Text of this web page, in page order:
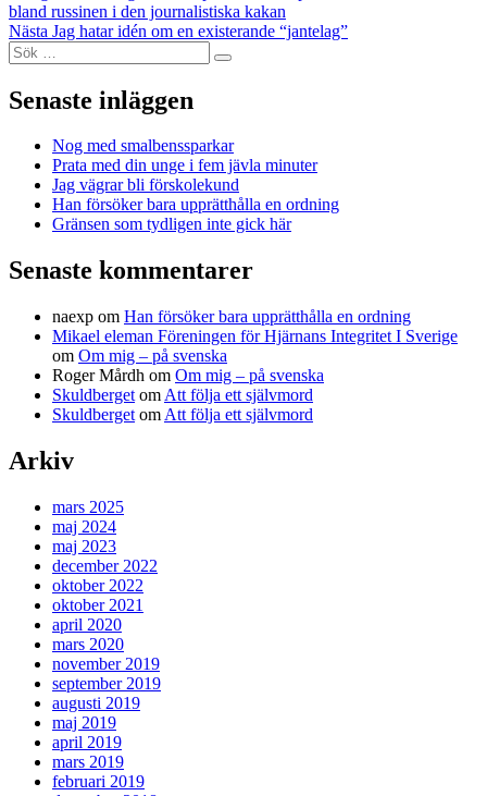
inlägg:
bland russinen i den journalistiska kakan
Nästa Nästa
Jag hatar idén om en existerande “jantelag”
Sök
efter:
Sök
Senaste inläggen
Nog med smalbenssparkar
Prata med din unge i fem jävla minuter
Jag vägrar bli förskolekund
Han försöker bara upprätthålla en ordning
Gränsen som tydligen inte gick här
Senaste kommentarer
naexp om Han försöker bara upprätthålla en ordning
Mikael eleman Föreningen för Hjärnans Integritet I Sverige
om Om mig – på svenska
Roger Mårdh om Om mig – på svenska
Skuldberget om Att följa ett självmord
Skuldberget om Att följa ett självmord
Arkiv
mars 2025
maj 2024
maj 2023
december 2022
oktober 2022
oktober 2021
april 2020
mars 2020
november 2019
september 2019
augusti 2019
maj 2019
april 2019
mars 2019
februari 2019